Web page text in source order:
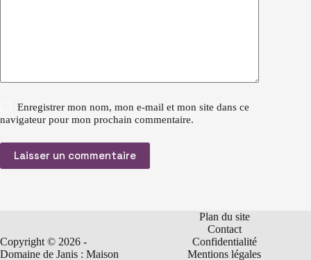
Enregistrer mon nom, mon e-mail et mon site dans ce
navigateur pour mon prochain commentaire.
Laisser un commentaire
Copyright © 2026 -
Domaine de Janis : Maison
Plan du site
Contact
Confidentialité
Mentions légales